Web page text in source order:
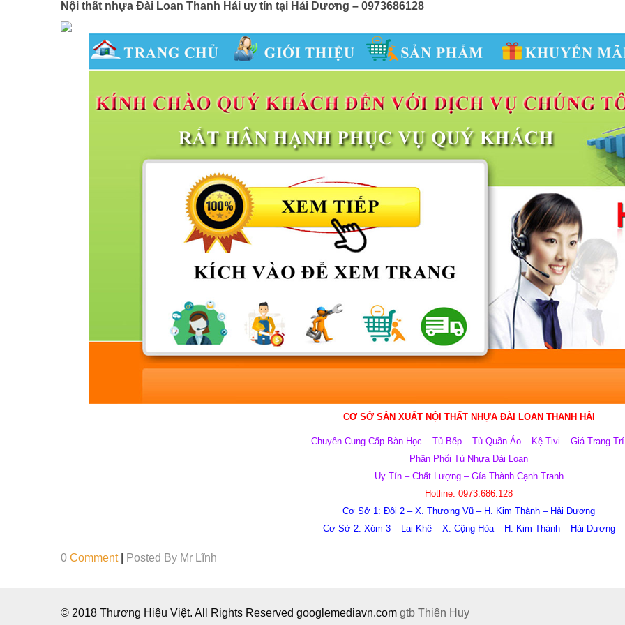
Nội thất nhựa Đài Loan Thanh Hải uy tín tại Hải Dương – 0973686128
CƠ SỞ SẢN XUẤT NỘI THẤT NHỰA ĐÀI LOAN THANH HẢI
Chuyên Cung Cấp Bàn Học – Tủ Bếp – Tủ Quần Áo – Kệ Tivi – Giá Trang
Phân Phối Tủ Nhựa Đài Loan
Uy Tín – Chất Lượng – Gía Thành Cạnh Tranh
Hotline: 0973.686.128
Cơ Sở 1: Đội 2 – X. Thượng Vũ – H. Kim Thành – Hải Dương
Cơ Sở 2: Xóm 3 – Lai Khê – X. Cộng Hòa – H. Kim Thành – Hải Dương
0 Comment Posted By Mr Lĩnh
© 2018 Thương Hiệu Việt. All Rights Reserved googlemediavn.com gtb Thiên Huy